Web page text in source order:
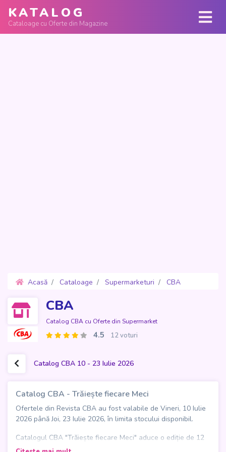
KATALOG
Cataloage cu Oferte din Magazine
Acasă Cataloage Supermarketuri
CBA
CBA
Catalog CBA cu Oferte din Supermarket
4.5 12 voturi
Catalog CBA 10 - 23 Iulie 2026
Catalog CBA - Trăiește fiecare Meci
Ofertele din Revista CBA au fost valabile de Vineri, 10 Iulie
2026 până Joi, 23 Iulie 2026, în limita stocului disponibil.
Catalogul CBA "Trăiește fiecare Meci" aduce o ediție de 12
pagini, valabilă în perioada 10.07.2026-24.07.2026, cu oferte